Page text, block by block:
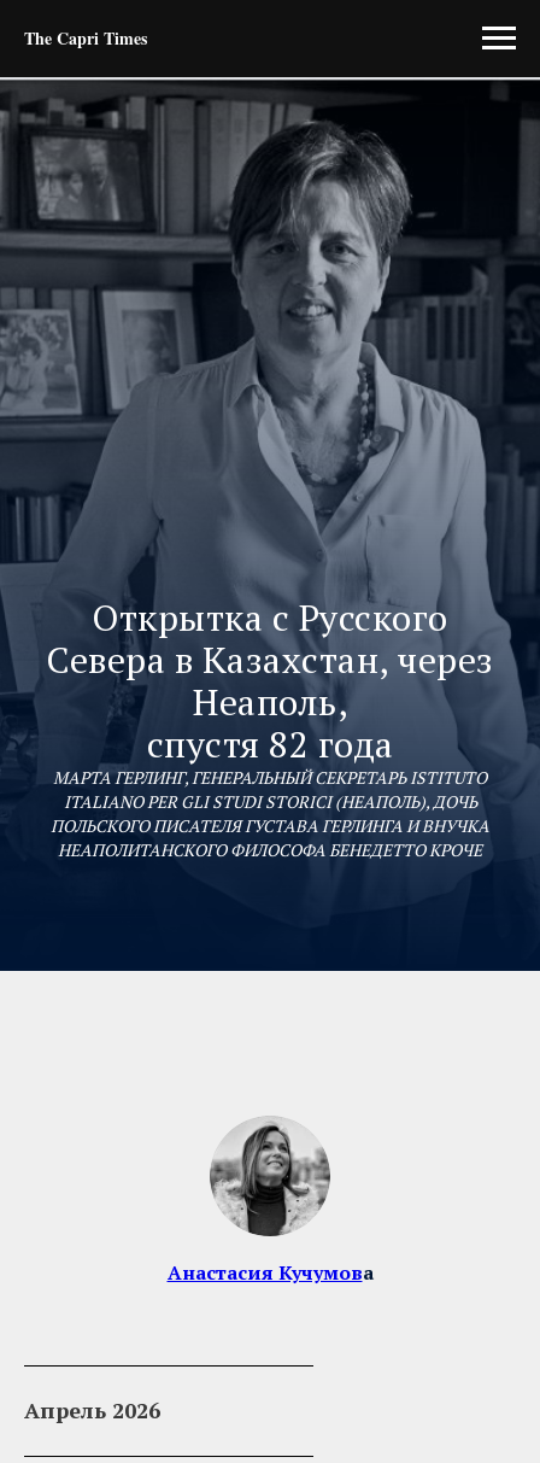
The Capri Times
Открытка с Русского
Севера в Казахстан, через
Неаполь,
спустя 82 года
МАРТА ГЕРЛИНГ, ГЕНЕРАЛЬНЫЙ СЕКРЕТАРЬ ISTITUTO
ITALIANO PER GLI STUDI STORICI (НЕАПОЛЬ), ДОЧЬ
ПОЛЬСКОГО ПИСАТЕЛЯ ГУСТАВА ГЕРЛИНГА И ВНУЧКА
НЕАПОЛИТАНСКОГО ФИЛОСОФА БЕНЕДЕТТО КРОЧЕ
Анастасия Кучумова
Апрель 2026